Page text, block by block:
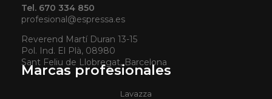
Tel. 670 334 850
profesional@espressa.es
Reverend Martí Duran 13-15
Pol. Ind. El Plà, 08980
Sant Feliu de Llobregat, Barcelona
Marcas profesionales
Lavazza